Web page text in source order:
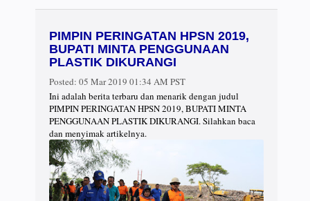
PIMPIN PERINGATAN HPSN 2019,
BUPATI MINTA PENGGUNAAN
PLASTIK DIKURANGI
Posted: 05 Mar 2019 01:34 AM PST
Ini adalah berita terbaru dan menarik dengan judul
PIMPIN PERINGATAN HPSN 2019, BUPATI MINTA
PENGGUNAAN PLASTIK DIKURANGI. Silahkan baca
dan menyimak artikelnya.